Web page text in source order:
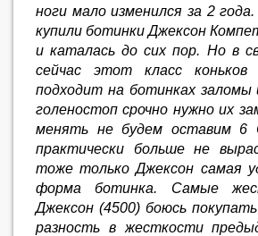
ноги мало изменился за 2
купили ботинки Джексон
и каталась до сих пор. Но в
сейчас этот класс
подходит на ботинках заломы
голеностоп срочно нужно их
менять не будем оставим 6
практически больше не
тоже только Джексон самая
форма ботинка. Самые
Джексон (4500) боюсь
разность в жесткости